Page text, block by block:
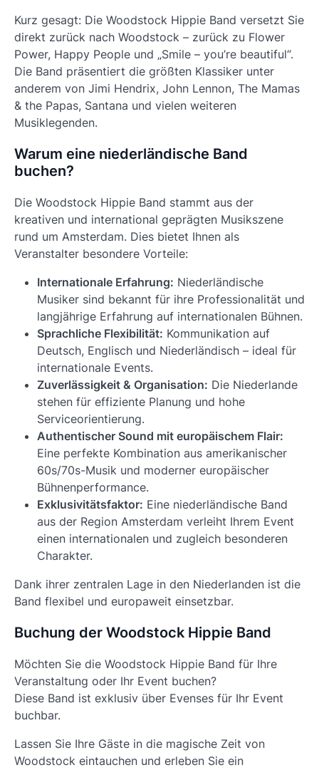
Kurz gesagt: Die Woodstock Hippie Band versetzt Sie
direkt zurück nach Woodstock – zurück zu Flower
Power, Happy People und „Smile – you’re beautiful“.
Die Band präsentiert die größten Klassiker unter
anderem von Jimi Hendrix, John Lennon, The Mamas
& the Papas, Santana und vielen weiteren
Musiklegenden.
Warum eine niederländische Band
buchen?
Die Woodstock Hippie Band stammt aus der
kreativen und international geprägten Musikszene
rund um Amsterdam. Dies bietet Ihnen als
Veranstalter besondere Vorteile:
Internationale Erfahrung: Niederländische
Musiker sind bekannt für ihre Professionalität und
langjährige Erfahrung auf internationalen Bühnen.
Sprachliche Flexibilität: Kommunikation auf
Deutsch, Englisch und Niederländisch – ideal für
internationale Events.
Zuverlässigkeit & Organisation: Die Niederlande
stehen für effiziente Planung und hohe
Serviceorientierung.
Authentischer Sound mit europäischem Flair:
Eine perfekte Kombination aus amerikanischer
60s/70s-Musik und moderner europäischer
Bühnenperformance.
Exklusivitätsfaktor: Eine niederländische Band
aus der Region Amsterdam verleiht Ihrem Event
einen internationalen und zugleich besonderen
Charakter.
Dank ihrer zentralen Lage in den Niederlanden ist die
Band flexibel und europaweit einsetzbar.
Buchung der Woodstock Hippie Band
Möchten Sie die Woodstock Hippie Band für Ihre
Veranstaltung oder Ihr Event buchen?
Diese Band ist exklusiv über Evenses für Ihr Event
buchbar.
Lassen Sie Ihre Gäste in die magische Zeit von
Woodstock eintauchen und erleben Sie ein